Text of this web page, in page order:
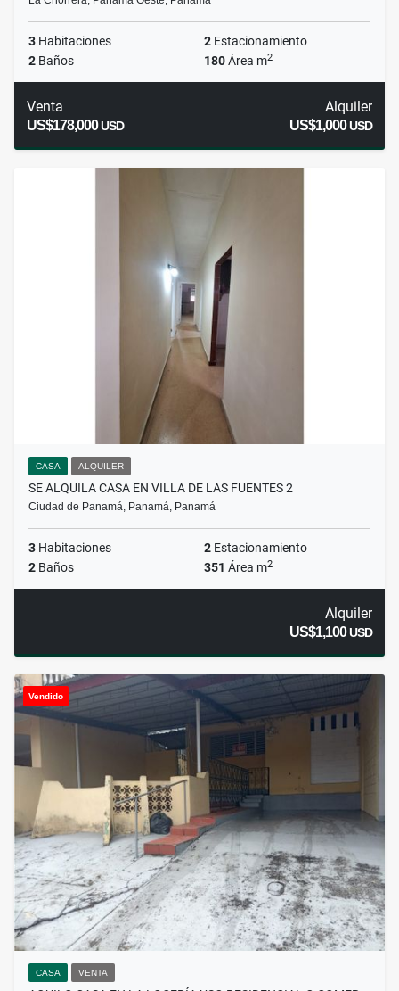
3 Habitaciones 2 Estacionamiento
2 Baños 180Área m2
Venta
US$178,000USD
Alquiler
US$1,000USD
CASA ALQUILER
SE ALQUILA CASA EN VILLA DE LAS FUENTES 2
Ciudad de Panamá, Panamá, Panamá
3 Habitaciones 2 Estacionamiento
2 Baños 351 Área m2
Alquiler
US$1,100USD
Vendido
CASA VENTA